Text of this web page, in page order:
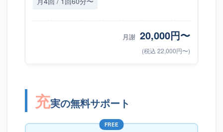
月謝 20,000円〜
(税込 22,000円〜)
充実の無料サポート
FREE